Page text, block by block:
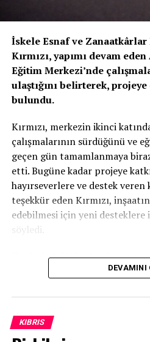
İskele Esnaf ve Zanaatkârlar
Kırmızı, yapımı devam
Eğitim Merkezi’nde
ulaştığını belirterek, projeye
bulundu.
Kırmızı, merkezin ikinci
çalışmalarının sürdüğünü ve
geçen gün tamamlanmaya
etti. Bugüne kadar projeye
hayırseverlere ve destek
teşekkür eden Kırmızı,
edebilmesi için yeni
söyledi.
Özellikle tuğla başta olmak
malzemelerinin temin edilmesinin
ülkenin geleceğine yatırım
geldiğini kaydetti.
DEVAMINI
KIBRIS